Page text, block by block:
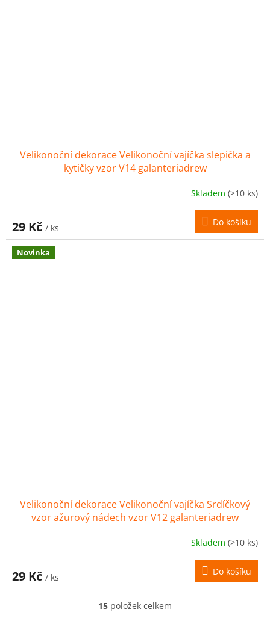
Velikonoční dekorace Velikonoční vajíčka slepička a
kytičky vzor V14 galanteriadrew
Skladem (>10 ks)
29 Kč / ks
Do košíku
Novinka
Velikonoční dekorace Velikonoční vajíčka Srdíčkový
vzor ažurový nádech vzor V12 galanteriadrew
Skladem (>10 ks)
29 Kč / ks
Do košíku
O
15 položek celkem